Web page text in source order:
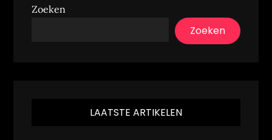
Zoeken
Zoeken
LAATSTE ARTIKELEN